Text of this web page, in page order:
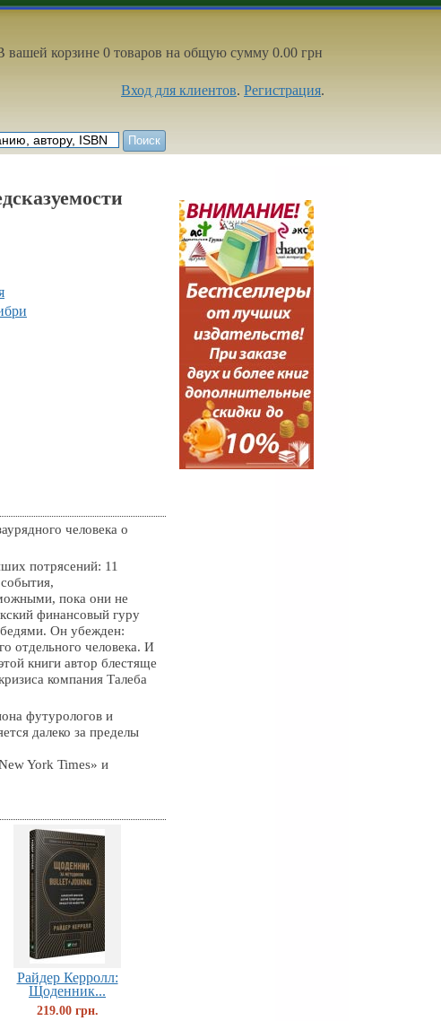
Вход для клиентов. Регистрация.
вашей корзине 0 товаров на общую сумму 0.00 грн
человека о
потрясений: 11
пока они не
финансовый гуру
Он убежден:
отдельного человека. И
книги автор блестяще
компания Талеба
футурологов и
далеко за пределы
York Times» и
Райдер Керролл:
Щоденник...
219.00 грн.